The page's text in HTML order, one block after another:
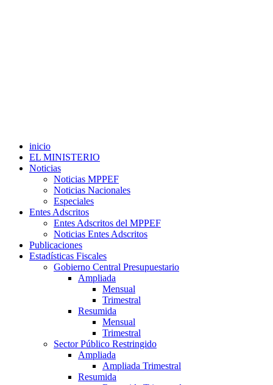
inicio
EL MINISTERIO
Noticias
Noticias MPPEF
Noticias Nacionales
Especiales
Entes Adscritos
Entes Adscritos del MPPEF
Noticias Entes Adscritos
Publicaciones
Estadísticas Fiscales
Gobierno Central Presupuestario
Ampliada
Mensual
Trimestral
Resumida
Mensual
Trimestral
Sector Público Restringido
Ampliada
Ampliada Trimestral
Resumida